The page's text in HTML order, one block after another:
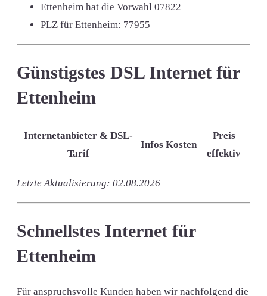
Ettenheim hat die Vorwahl 07822
PLZ für Ettenheim: 77955
Günstigstes DSL Internet für
Ettenheim
Internetanbieter & DSL-
Tarif
Infos Kosten
Preis
effektiv
Letzte Aktualisierung: 02.08.2026
Schnellstes Internet für
Ettenheim
Für anspruchsvolle Kunden haben wir nachfolgend die